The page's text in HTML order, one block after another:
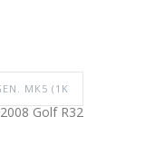
MK5 (1K
Golf R32